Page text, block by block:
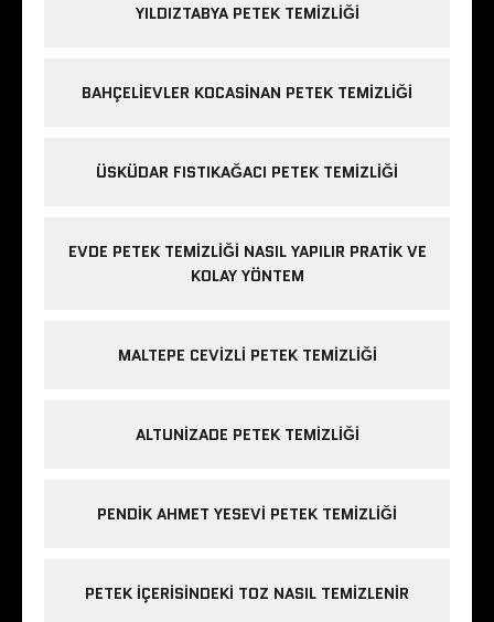
YILDIZTABYA PETEK TEMIZLIĞI
BAHÇELIEVLER KOCASINAN PETEK TEMIZLIĞI
ÜSKÜDAR FISTIKAĞACI PETEK TEMIZLIĞI
EVDE PETEK TEMIZLIĞI NASIL YAPILIR PRATIK VE
KOLAY YÖNTEM
MALTEPE CEVIZLI PETEK TEMIZLIĞI
ALTUNIZADE PETEK TEMIZLIĞI
PENDIK AHMET YESEVI PETEK TEMIZLIĞI
PETEK IÇERISINDEKI TOZ NASIL TEMIZLENIR